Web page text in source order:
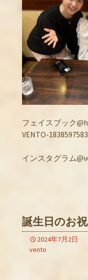
フェイスブック
VENTO-
インスタグラム
誕生日のお
2024年7月2日
vento